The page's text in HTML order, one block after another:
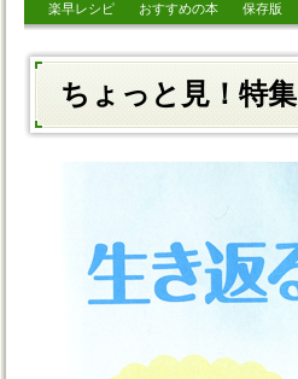
楽早レシピ おすすめの本 保存版
ちょっと見！特集